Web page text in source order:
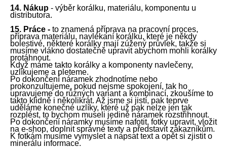
14. Nákup - výběr korá lku, materiá lu, komponentu u
distributora.
15. Práce - to znamená příprava na pracovní proces,
příprava materiá lu, navl ékaní korá lku, které je někdy
bolestivé, některé korá lky mají zúžený průvlek, takže si
musíme vl ákno dostatečně upravit abychom mohl i korá lky
protáhnout.
Když máme takto korá lky a komponenty navlečeny,
uzlíkujeme a pleteme.
Po dokončení náramek zhodnotíme nebo
prokonzultujeme, pokud nejsme spokojení, tak ho
upravujeme do různých variant a kombinací, zkoušíme to
takto klidně i několikrát. Až jsme si jistí, pak teprve
uděl áme konečné uzl íky, které už pak nelze jen tak
rozpl ést, to bychom museli jedině náramek rozstřihnout.
Po dokončení náramky musíme nafotit, fotky upravit, vložit
na e-shop, doplnit správné texty a představit zákazníkům.
K fotkám musíme vymyslet a napsat text a opět si zjistit o
minerá lu informace.